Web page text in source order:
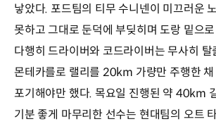
낳았다. 포드팀의 티무 수니넨이 미끄러운
못하고 그대로 둔덕에 부딪히며 도랑 밑으
다행히 드라이버와 코드라이버는 무사히 탈
몬테카를로 랠리를 20km 가량만 주행한
포기해야만 했다. 목요일 진행된 약 40km
기분 좋게 마무리한 선수는 현대팀의 오트